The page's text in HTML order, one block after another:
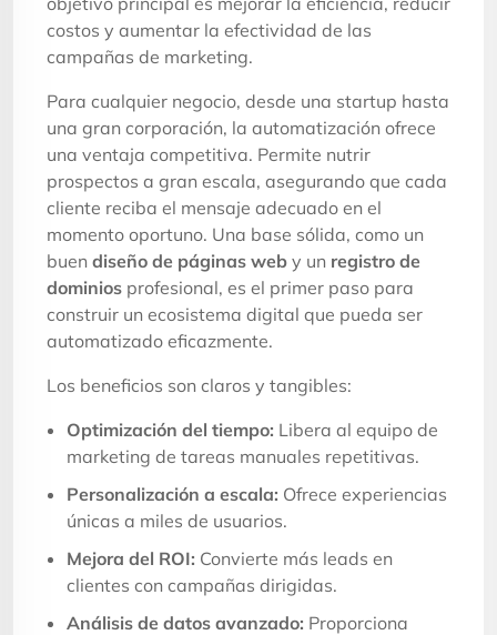
costos y aumentar la efectividad de las
campañas de marketing.
Para cualquier negocio, desde una startup hasta
una gran corporación, la automatización ofrece
una ventaja competitiva. Permite nutrir
prospectos a gran escala, asegurando que cada
cliente reciba el mensaje adecuado en el
momento oportuno. Una base sólida, como un
buen diseño de páginas web y un registro de
dominios profesional, es el primer paso para
construir un ecosistema digital que pueda ser
automatizado eficazmente.
Los beneficios son claros y tangibles:
Optimización del tiempo: Libera al equipo de
marketing de tareas manuales repetitivas.
Personalización a escala: Ofrece experiencias
únicas a miles de usuarios.
Mejora del ROI: Convierte más leads en
clientes con campañas dirigidas.
Análisis de datos avanzado: Proporciona